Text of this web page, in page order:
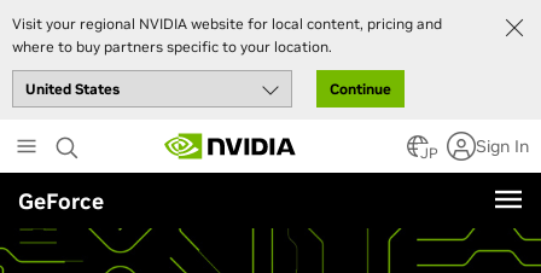
Visit your regional NVIDIA website for local content, pricing and
where to buy partners specific to your location.
Continue
to
main
content
JP Sign In
GeForce